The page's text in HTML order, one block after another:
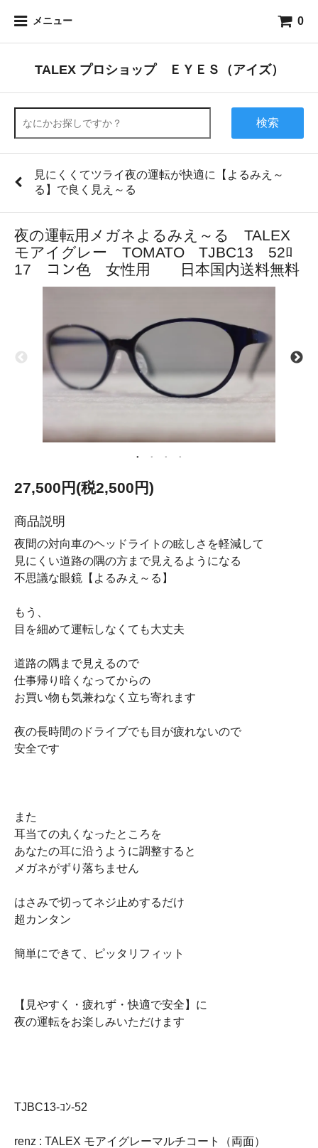
メニュー 0
TALEX プロショップ ＥＹＥＳ（アイズ）
検索
見にくくてツライ夜の運転が快適に【よるみえ～
る】で良く見え～る
夜の運転用メガネよるみえ～る TALEX
モアイグレー TOMATO TJBC13 52ﾛ
17 コン色 女性用 日本国内送料無料
27,500円(税2,500円)
商品説明
夜間の対向車のヘッドライトの眩しさを軽減して
見にくい道路の隅の方まで見えるようになる
不思議な眼鏡【よるみえ～る】
もう、
目を細めて運転しなくても大丈夫
道路の隅まで見えるので
仕事帰り暗くなってからの
お買い物も気兼ねなく立ち寄れます
夜の長時間のドライブでも目が疲れないので
安全です
また
耳当ての丸くなったところを
あなたの耳に沿うように調整すると
メガネがずり落ちません
はさみで切ってネジ止めするだけ
超カンタン
簡単にできて、ピッタリフィット
【見やすく・疲れず・快適で安全】に
夜の運転をお楽しみいただけます
TJBC13-ｺﾝ-52
renz : TALEX モアイグレーマルチコート（両面）